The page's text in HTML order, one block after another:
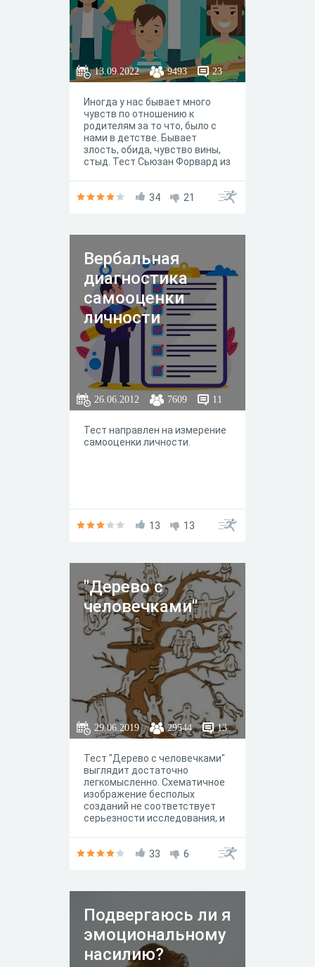
13.09.2022 9493 23
Иногда у нас бывает много
чувств по отношению к
родителям за то что, было с
нами в детстве. Бывает
злость, обида, чувство вины,
стыд. Тест Сьюзан Форвард из
ли действительно повод для
34 21
Вербальная
диагностика
самооценки
личности
26.06.2012 7609 11
Тест направлен на измерение
самооценки личности.
13 13
"Дерево с
человечками"
29.06.2019 29544 13
Тест "Дерево с человечками"
выглядит достаточно
легкомысленно. Схематичное
изображение бесполых
созданий не соответствует
серьезности исследования, и
Уилсона «Дерево с
эмоционального состояния
оказалось позже, результаты
тестирования актуальны и для
взрослых людей.
33 6
Подвергаюсь ли я
эмоциональному
насилию?